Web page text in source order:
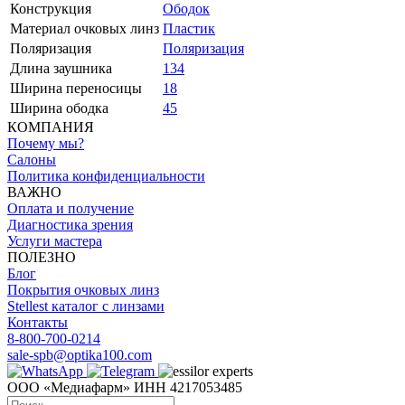
Конструкция
Ободок
Материал очковых линз Пластик
Поляризация
Поляризация
Длина заушника
134
Ширина переносицы
18
Ширина ободка
45
КОМПАНИЯ
Почему мы?
Салоны
Политика конфиденциальности
ВАЖНО
Оплата и получение
Диагностика зрения
Услуги мастера
ПОЛЕЗНО
Блог
Покрытия очковых линз
Stellest каталог с линзами
Контакты
8-800-700-0214
sale-spb@optika100.com
ООО «Медиафарм» ИНН 4217053485